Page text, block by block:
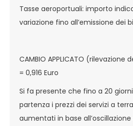
Tasse aeroportuali: importo
variazione fino all’emissione dei
CAMBIO APPLICATO (rilevazione
= 0,916 Euro
Si fa presente che fino a 20
partenza i prezzi dei servizi a
aumentati in base